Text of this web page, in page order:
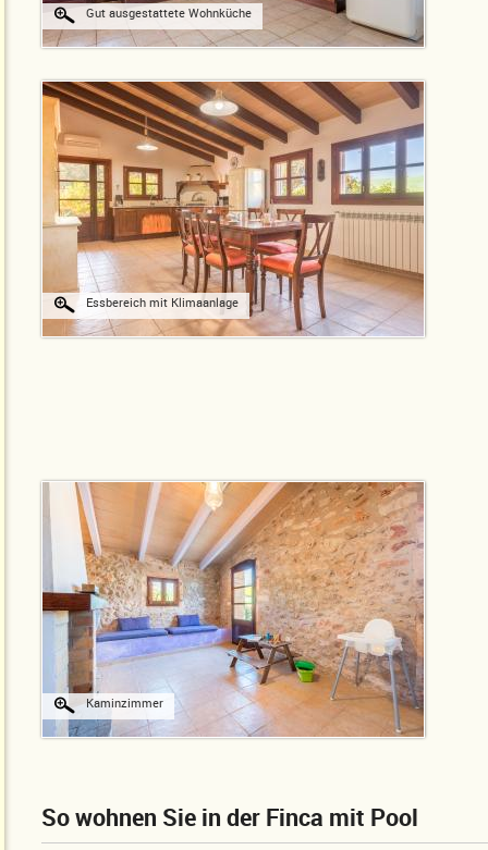
Gut ausgestattete Wohnküche
Essbereich mit Klimaanlage
Kaminzimmer
So wohnen Sie in der Finca mit Pool